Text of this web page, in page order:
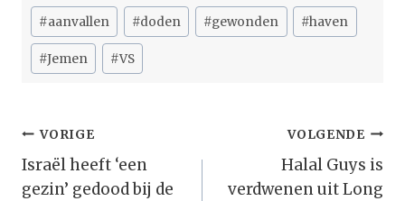
Bericht
tags:
#aanvallen #doden #gewonden #haven
#Jemen #VS
Bericht
Navigatie
VORIGE
Israël heeft ‘een
gezin’ gedood bij de
VOLGENDE
Halal Guys is
verdwenen uit Long